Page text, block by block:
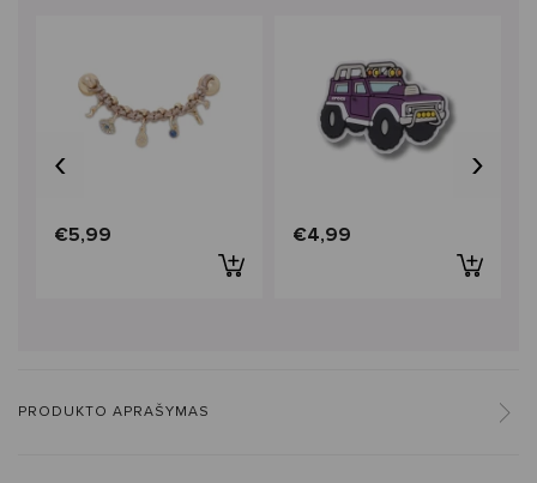
€5,99 €4,99
‹ ›
PRODUKTO APRAŠYMAS